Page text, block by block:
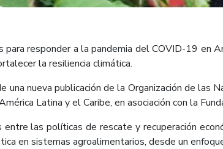
responder a la pandemia del COVID-19 en
la resiliencia climática.
una nueva publicación de la Organización de
Latina y el Caribe, en asociación con la
las políticas de rescate y recuperación
en sistemas agroalimentarios, desde un